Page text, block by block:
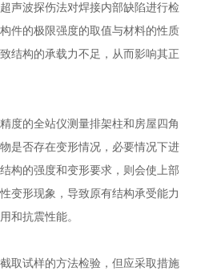
声波探伤法对焊接内部缺陷进行检
件的极限强度的取值与材料的性质
结构的承载力不足，从而影响其正
度的全站仪测量排架柱和房屋四角
是否存在变形情况，必要情况下进
构的强度和变形要求，则会使上部
变形现象，导致原有结构承受能力
和抗震性能。
取试样的方法检验，但应采取措施